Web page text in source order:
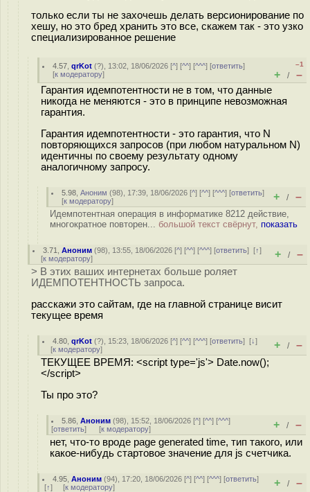
только если ты не захочешь делать версионирование по
хешу, но это бред хранить это все, скажем так - это узко
специализированное решение
4.57 ,qrKot (?), 13:02, 18/06/2026 [^] [^^] [^^^] [ответить]
[к модератору]
–1
+ / –
Гарантия идемпотентности не в том, что данные
никогда не меняются - это в принципе невозможная
гарантия.
Гарантия идемпотентности - это гарантия, что N
повторяющихся запросов (при любом натуральном N)
идентичны по своему результату одному
аналогичному запросу.
5.98 ,Аноним (98), 17:39, 18/06/2026 [^] [^^] [^^^] [ответить]
[к модератору] + / –
Идемпотентная операция в информатике 8212 действие,
многократное повторен... большой текст свёрнут, показать
3.71 ,Аноним (98), 13:55, 18/06/2026 [^] [^^] [^^^] [ответить][↑]
[к модератору] + / –
> В этих ваших интернетах больше роляет
ИДЕМПОТЕНТНОСТЬ запроса.
расскажи это сайтам, где на главной странице висит
текущее время
4.80 ,qrKot (?), 15:23, 18/06/2026 [^] [^^] [^^^] [ответить][↓]
[к модератору] + / –
ТЕКУЩЕЕ ВРЕМЯ: <script type='js'> Date.now();
</script>
Ты про это?
5.86 ,Аноним (98), 15:52, 18/06/2026 [^] [^^] [^^^]
[ответить] [к модератору] + / –
нет, что-то вроде page generated time, тип такого, или
какое-нибудь стартовое значение для js счетчика.
4.95 ,Аноним (94), 17:20, 18/06/2026 [^] [^^] [^^^] [ответить]
[↑] [к модератору] + / –